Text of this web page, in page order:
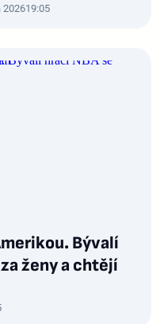
202619:05
Bývalí
ženy a chtějí